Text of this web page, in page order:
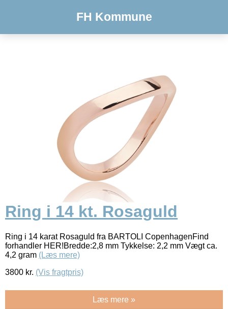
FH Kommune
Ring i 14 kt. Rosaguld
Ring i 14 karat Rosaguld fra BARTOLI CopenhagenFind
forhandler HER!Bredde:2,8 mm Tykkelse: 2,2 mm Vægt ca.
4,2 gram (Læs mere)
3800 kr. (Vis fragtpris)
Læs mere »